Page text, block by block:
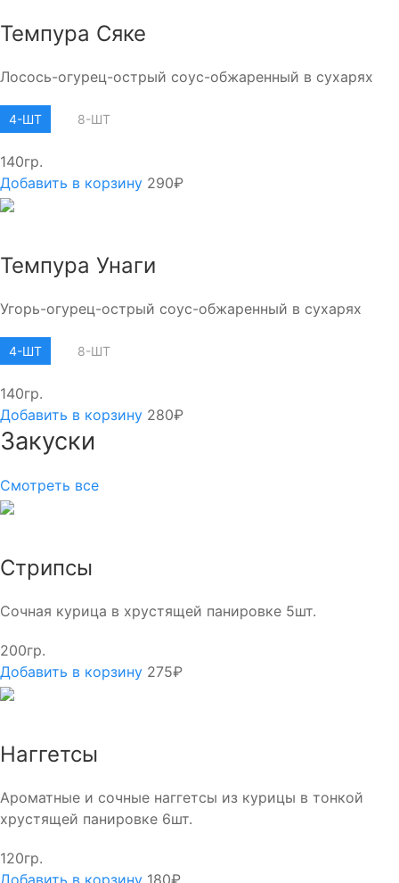
Темпура Сяке
Лосось-огурец-острый соус-обжаренный в сухарях
4-ШТ 8-ШТ
140гр.
Добавить в корзину 290₽
Темпура Унаги
Угорь-огурец-острый соус-обжаренный в сухарях
4-ШТ 8-ШТ
140гр.
Добавить в корзину 280₽
Закуски
Смотреть все
Стрипсы
Сочная курица в хрустящей панировке 5шт.
200гр.
Добавить в корзину 275₽
Наггетсы
Ароматные и сочные наггетсы из курицы в тонкой
хрустящей панировке 6шт.
120гр.
Добавить в корзину 180₽